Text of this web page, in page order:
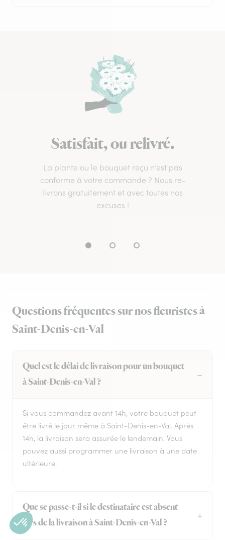
Satisfait, ou relivré.
La plante ou le bouquet reçu n’est pas
conforme à votre commande ? Nous re-
livrons gratuitement et avec toutes nos
excuses !
Questions fréquentes sur nos fleuristes à
Saint-Denis-en-Val
Quel est le délai de livraison pour un bouquet
à Saint-Denis-en-Val ?
Si vous commandez avant 14h, votre bouquet peut
être livré le jour même à Saint-Denis-en-Val. Après
14h, la livraison sera assurée le lendemain. Vous
pouvez aussi programmer une livraison à une date
ultérieure.
Que se passe-t-il si le destinataire est absent
lors de la livraison à Saint-Denis-en-Val ?